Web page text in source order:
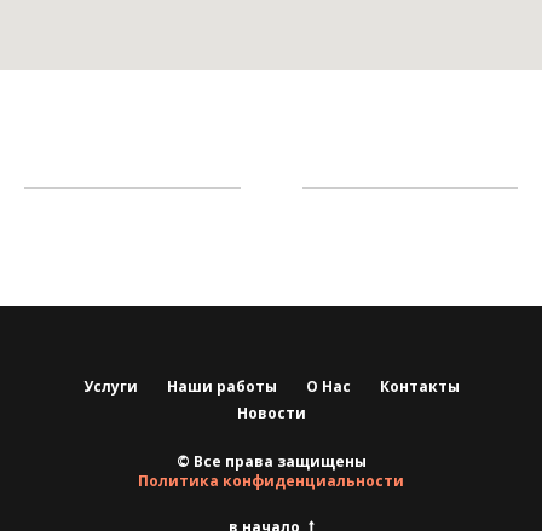
Услуги Наши работы О Нас
Контакты
Новости
© Все права защищены
Политика конфиденциальности
в начало